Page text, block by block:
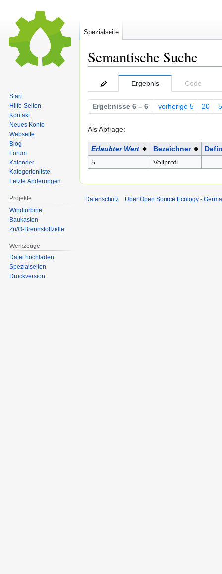
Semantische Suche
Navigation
springen
Suche
springen
Ergebnis Code
Ergebnisse 6 – 6 vorherige 5 20
Als Abfrage:
Erlaubter Wert Bezeichner
5
Vollprofi
Spezialseite
Start
Hilfe-Seiten
Kontakt
Neues Konto
Webseite
Blog
Forum
Kalender
Kategorienliste
Letzte Änderungen
Projekte
Windturbine
Baukasten
Zn/O-Brennstoffzelle
Werkzeuge
Datei hochladen
Spezialseiten
Druckversion
Datenschutz Über Open Source Ecology -